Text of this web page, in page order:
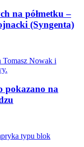
na półmetku –
(Syngenta)
pokazano na